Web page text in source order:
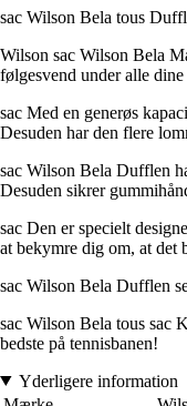
sac Wilson Bela tous
Wilson sac Wilson Bela
følgesvend under alle dine
sac Med en generøs
Desuden har den flere
sac Wilson Bela Dufflen
Desuden sikrer
sac Den er specielt
at bekymre dig om, at det
sac Wilson Bela Dufflen
sac Wilson Bela tous sac
bedste på tennisbanen!
Yderligere information